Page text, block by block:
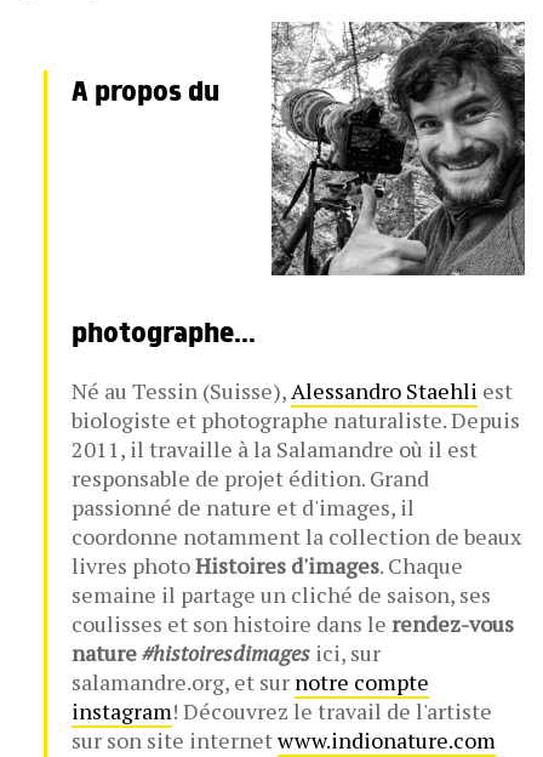
A propos du
photographe...
Né au Tessin (Suisse),Alessandro Staehli est
biologiste et photographe naturaliste. Depuis
2011, il travaille à la Salamandre où il est
responsable de projet édition. Grand
passionné de nature et d'images, il
coordonne notamment la collection de beaux
livres photoHistoires d'images. Chaque
semaine il partage un cliché de saison, ses
coulisses et son histoire dans le rendez-vous
nature#histoiresdimagesici, sur
salamandre.org, et sur notre compte
instagram! Découvrez le travail de l'artiste
sur son site internetwww.indionature.com